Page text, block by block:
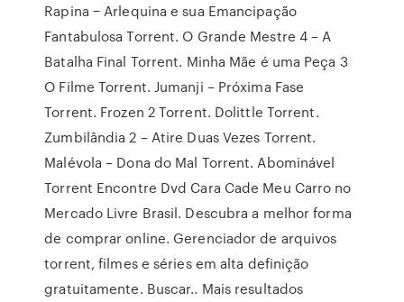
Rapina − Arlequina e sua Emancipação
Fantabulosa Torrent. O Grande Mestre 4 – A
Batalha Final Torrent. Minha Mãe é uma Peça 3
O Filme Torrent. Jumanji – Próxima Fase
Torrent. Frozen 2 Torrent. Dolittle Torrent.
Zumbilândia 2 – Atire Duas Vezes Torrent.
Malévola – Dona do Mal Torrent. Abominável
Torrent Encontre Dvd Cara Cade Meu Carro no
Mercado Livre Brasil. Descubra a melhor forma
de comprar online. Gerenciador de arquivos
torrent, filmes e séries em alta definição
gratuitamente. Buscar.. Mais resultados